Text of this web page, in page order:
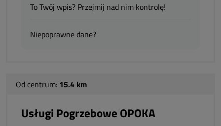
To Twój wpis? Przejmij nad nim kontrolę!
Niepoprawne dane?
Od centrum: 15.4 km
Usługi Pogrzebowe OPOKA